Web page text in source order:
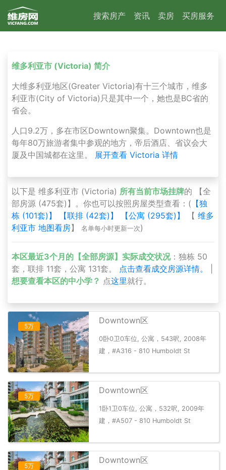
搜索房产 资讯 卖房 买房服务
维多利亚市 (Victoria) 简介
大维多利亚地区(Greater Victoria)有十三个城市，维多
利亚市(City of Victoria)只是其中一个，她也是BC省的
省会。
人口9.2万，多在市区Downtown聚集。Downtown也是
每年80万旅游者集中参观的地方，帝后酒店、省议会大
厦及中国城都在这里。 展开查看 Victoria 详情
以下是 维多利亚市 (Victoria) 所有当前市场挂牌的 【全
部房源 (475套)】。你也可以按照房屋类型查看：( 【独
栋 (101套)】
【联排 (42套)】 【公寓 (295套)】 【 维多
利亚市 地图看房】 名单每小时更新一次)
本区最近3个月的【全部房源】实际成交状况：独栋 50
套，联排 11套，公寓 131套。 点击查看成交房源详情。
想要查看本区的中小学？ 点这里就行。
5万
Downtown区
0卧0卫0车位, 公寓，543呎, 2008年
建，#A316 - 810 Humboldt St
5万
Downtown区
1卧1卫0车位, 公寓，532呎, 2009年
建，#A507 - 810 Humboldt St
5万
Downtown区